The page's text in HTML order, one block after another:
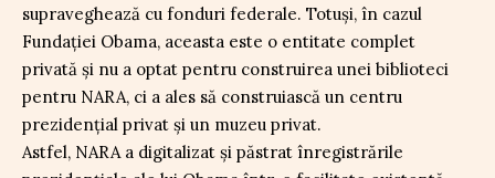
supraveghează cu fonduri federale. Totuși, în cazul
Fundației Obama, aceasta este o entitate complet
privată și nu a optat pentru construirea unei biblioteci
pentru NARA, ci a ales să construiască un centru
prezidențial privat și un muzeu privat.
Astfel, NARA a digitalizat și păstrat înregistrările